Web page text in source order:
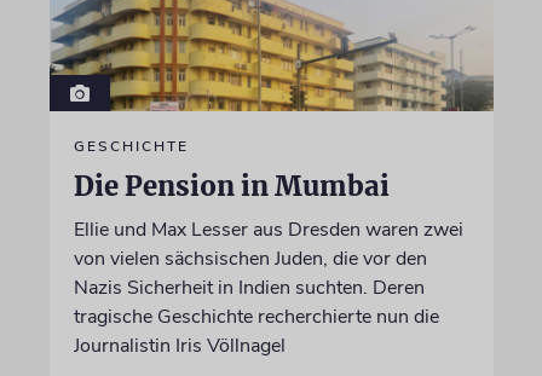
GESCHICHTE
Die Pension in Mumbai
Ellie und Max Lesser aus Dresden waren zwei
von vielen sächsischen Juden, die vor den
Nazis Sicherheit in Indien suchten. Deren
tragische Geschichte recherchierte nun die
Journalistin Iris Völlnagel